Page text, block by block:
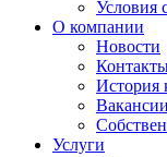
Условия
О компании
Новости
История
Вакансии
Услуги